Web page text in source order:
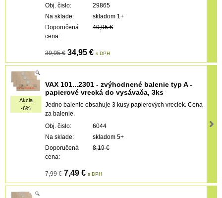
Obj. čislo:
29865
Na sklade:
skladom 1+
Doporučená
cena:
40,95 €
39,95 € 34,95 € s DPH
Akcia
-6%
VAX 101...2301 - zvýhodnené balenie typ A -
papierové vrecká do vysávača, 3ks
Jedno balenie obsahuje 3 kusy papierových vreciek. Cena
za balenie.
Obj. čislo:
6044
Na sklade:
skladom 5+
Doporučená
cena:
8,19 €
7,99 € 7,49 € s DPH